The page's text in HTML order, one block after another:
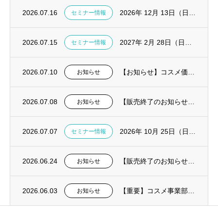
2026.07.16 セミナー情報 2026年 12月 13日（日）CGF・AFG ハンズオンセミナー in大阪開催決定
2026.07.15 セミナー情報 2027年 2月 28日（日）CGF・AFG ハンズオンセミナー in東京開催決定
2026.07.10 お知らせ 【お知らせ】コスメ価格改定および一部製品販売終了
2026.07.08 お知らせ 【販売終了のお知らせ】ピエゾ骨切削機 Surgybone（サージボーン）
2026.07.07 セミナー情報 2026年 10月 25日（日）失敗しないデジタル総義歯導入の実践解説セミナー in東...
2026.06.24 お知らせ 【販売終了のお知らせ】口腔内絆創膏オーラエイド
2026.06.03 お知らせ 【重要】コスメ事業部：夏季における送料についてのお知らせ